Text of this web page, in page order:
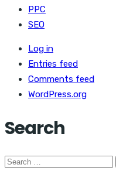
PPC
SEO
Log in
Entries feed
Comments feed
WordPress.org
Search
Search